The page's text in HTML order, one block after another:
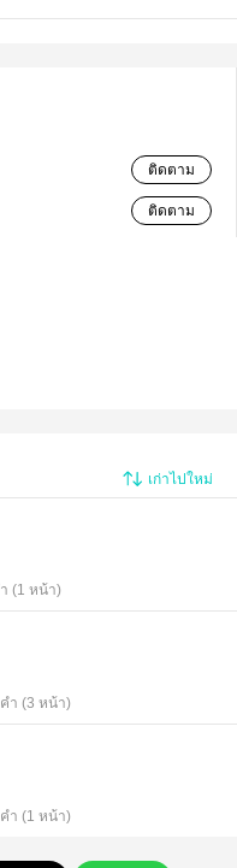
ติดตาม
ติดตาม
เก่าไปใหม่
(1 หน้า)
ำ (3 หน้า)
ำ (1 หน้า)